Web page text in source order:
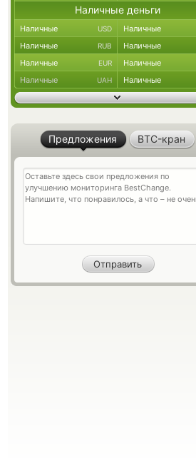
Наличные деньги
Наличные USD Наличные
Наличные RUB Наличные
Наличные EUR Наличные
Наличные UAH Наличные
Предложения BTC-кран